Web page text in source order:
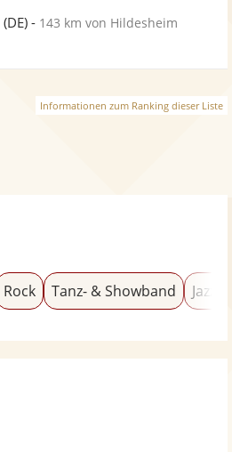
(DE) - 143 km von Hildesheim
Informationen zum Ranking dieser Liste
Rock Tanz- & Showband Jazz-